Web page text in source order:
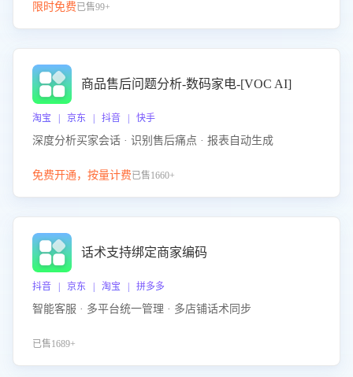
限时免费已售99+
商品售后问题分析-数码家电-[VOC AI]
淘宝 | 京东 | 抖音 | 快手
深度分析买家会话 · 识别售后痛点 · 报表自动生成
免费开通，按量计费已售1660+
话术支持绑定商家编码
抖音 | 京东 | 淘宝 | 拼多多
智能客服 · 多平台统一管理 · 多店铺话术同步
已售1689+